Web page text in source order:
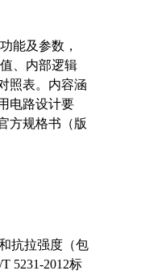
能及参数，
、内部逻辑
照表。内容涵
电路设计要
方规格书（版
抗拉强度（包
5231-2012标